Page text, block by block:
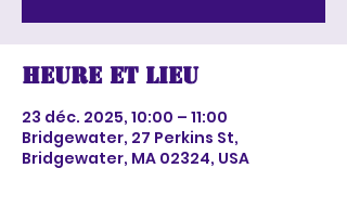
Heure et lieu
23 déc. 2025, 10:00 – 11:00
Bridgewater, 27 Perkins St,
Bridgewater, MA 02324, USA